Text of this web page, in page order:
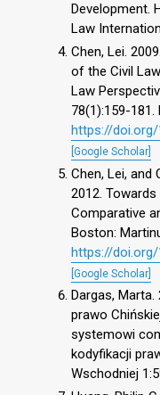
Development.
Law
Chen, Lei.
of the Civil
Law
78(1):159-181.
https://doi.org/
[Google Scholar]
Chen, Lei, and
2012. Towards
Comparative
Boston:
https://doi.org/
[Google Scholar]
Dargas,
prawo
systemowi
kodyfikacji
Wschodniej